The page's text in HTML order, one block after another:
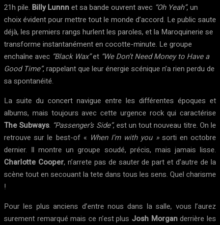
21h pile. Billy Lunnnet sa bande ouvrent avec “Oh Yeah”, un
choix évident pour mettre tout le monde d’accord. Le public saute
déjà, les premiers rangs hurlent les paroles, et la Maroquinerie se
transforme instantanément en cocotte-minute. Le groupe
enchaîne avec “Black Wax”et “We Don’t Need Money to Have a
Good Time”, rappelant que leur énergie scénique n’a rien perdu de
sa spontanéité.
La suite du concert navigue entre les différentes époques et
albums, mais toujours avec cette urgence rock qui caractérise
The Subways. “Passenger’s Side”, est un tout nouveau titre. On le
retrouve sur le best-of « When I’m with you »sorti en octobre
dernier. Il montre un groupe soudé, précis, mais jamais lisse.
Charlotte Cooper, n’arrete pas de sauter de part et d’autre de la
scène tout en secouant la tete dans tous les sens. Quel charisme
!
Pour les plus anciens d’entre nous dans la salle, vous l’aurez
surement remarqué mais ce n’est plus Josh Morganderrière les